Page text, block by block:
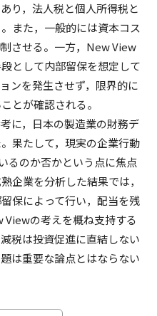
り，法人税と個人所得税と
また，一般的には資本コス
させる。一方，New View
として内部留保を想定して
ンを発生させず，限界的に
とが確認される。
に，日本の製造業の財務デ
果たして，現実の企業行動
るのか否かという点に焦点
企業を分析した結果では，
保によって行い，配当を残
の考えを概ね支持する
税は投資促進に直結しない
は重要な論点とはならない